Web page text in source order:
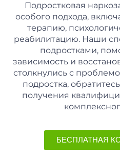
Подростковая
особого подхода,
терапию,
реабилитацию. Наши
подростками,
зависимость и
столкнулись с
подростка,
получения
БЕСПЛАТНАЯ